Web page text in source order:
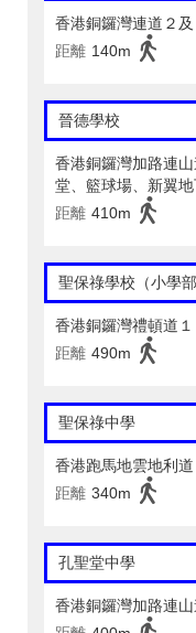
香港銅鑼灣連道２
距離 140m
晉德學校
香港銅鑼灣加路連
堂、籃球場、新翼
距離 410m
聖保祿學校（小學部
香港銅鑼灣禮頓道
距離 490m
聖保祿中學
香港跑馬地雲地利
距離 340m
孔聖堂中學
香港銅鑼灣加路連